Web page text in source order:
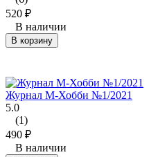
520 ₽
В наличии
В корзину
Журнал М-Хобби №1/2021
5.0
(1)
490 ₽
В наличии